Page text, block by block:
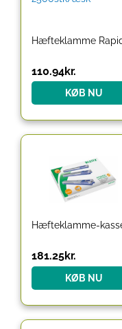
110.94kr.
KØB NU
181.25kr.
KØB NU